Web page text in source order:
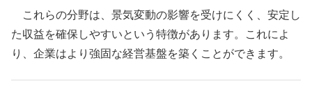
これらの分野は、景気変動の影響を受けにくく、安定し
た収益を確保しやすいという特徴があります。これによ
り、企業はより強固な経営基盤を築くことができます。